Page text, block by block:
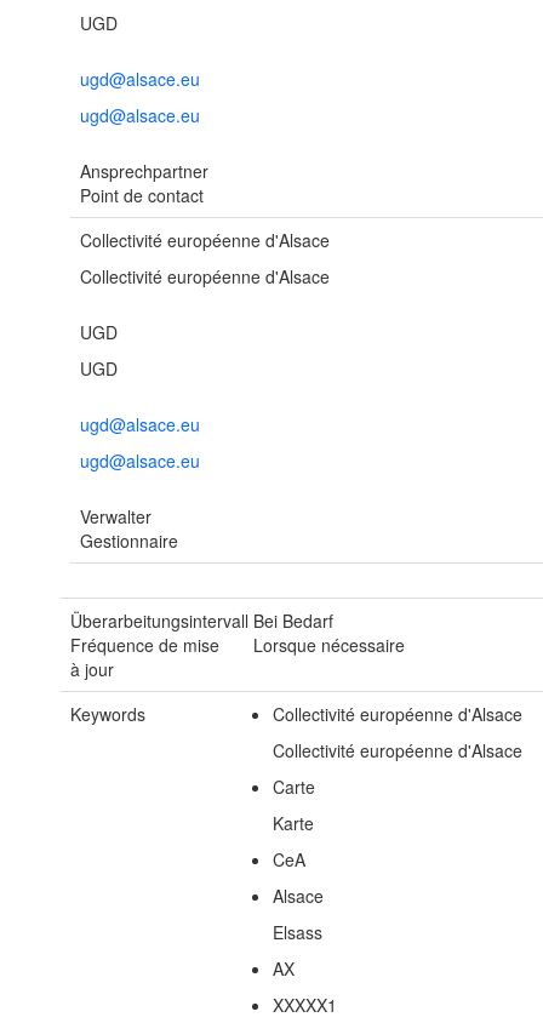
UGD
ugd@alsace.eu
ugd@alsace.eu
Ansprechpartner
Point de contact
Collectivité européenne d'Alsace
Collectivité européenne d'Alsace
UGD
UGD
ugd@alsace.eu
ugd@alsace.eu
Verwalter
Gestionnaire
Überarbeitungsintervall
Fréquence de mise
à jour
Bei Bedarf
Lorsque nécessaire
Keywords
Collectivité européenne d'Alsace
Collectivité européenne d'Alsace
Carte
Karte
CeA
Alsace
Elsass
AX
XXXXX1